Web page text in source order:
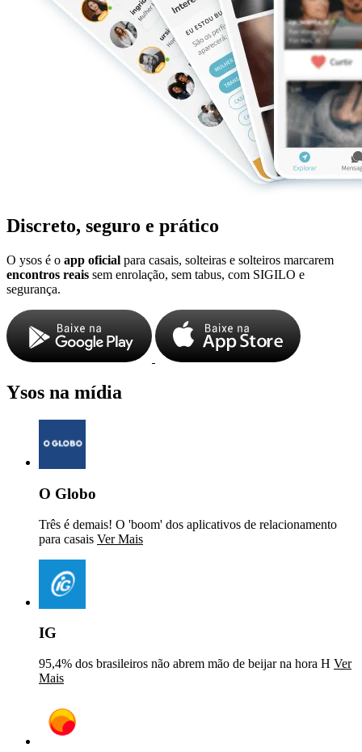
Discreto, seguro e prático
O ysos é o app oficial para casais, solteiras e solteiros marcarem
encontros reais sem enrolação, sem tabus, com SIGILO e
segurança.
Ysos na mídia
O Globo
Três é demais! O 'boom' dos aplicativos de relacionamento
para casais Ver Mais
IG
95,4% dos brasileiros não abrem mão de beijar na hora H Ver
Mais